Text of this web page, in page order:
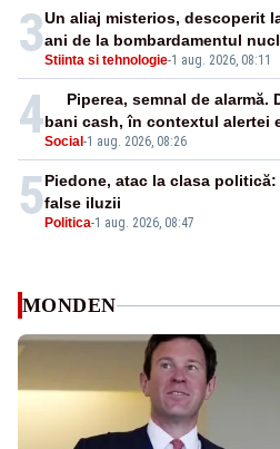
3Stiinta si tehnologie-1 aug. 2026, 08:11
Un aliaj misterios, descoperit
ani de la bombardamentul
4Social -1 aug. 2026, 08:26
Piperea, semnal de alarmă.
bani cash, în contextul alertei
5 Politica-1 aug. 2026, 08:47
Piedone, atac la clasa
false iluzii
MONDEN